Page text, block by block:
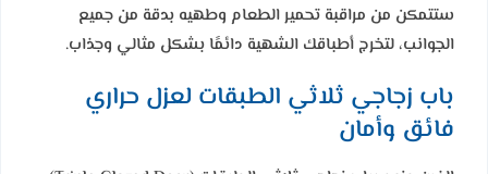
ستتمكن من مراقبة تحمير الطعام وطهيه بدقة من جميع
الجوانب، لتخرج أطباقك الشهية دائمًا بشكل مثالي وجذاب.
باب زجاجي ثلاثي الطبقات لعزل حراري
فائق وأمان